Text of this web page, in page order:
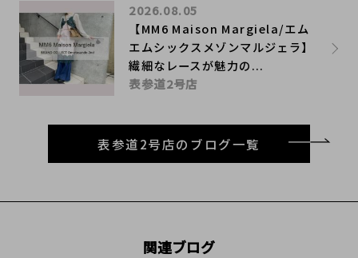
【MM6 Maison Margiela/エム
エムシックスメゾンマルジェラ】
繊細なレースが魅力の...
2026.08.05
表参道2号店
表参道2号店のブログ一覧
関連ブログ